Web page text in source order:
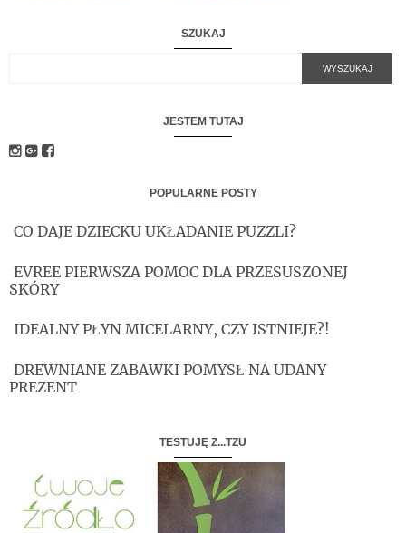
SZUKAJ
JESTEM TUTAJ
POPULARNE POSTY
CO DAJE DZIECKU UKŁADANIE PUZZLI?
EVREE PIERWSZA POMOC DLA PRZESUSZONEJ
SKÓRY
IDEALNY PŁYN MICELARNY, CZY ISTNIEJE?!
DREWNIANE ZABAWKI POMYSŁ NA UDANY
PREZENT
TESTUJĘ Z...TZU